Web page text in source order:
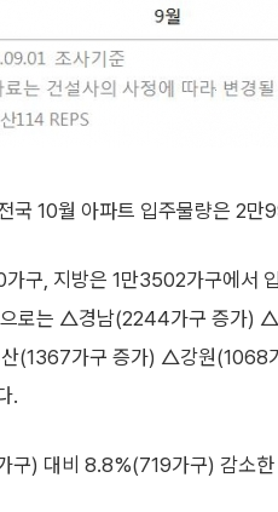
국 10월 아파트 입주물량은 2
구, 지방은 1만3502가구에서
으로는 △경남(2244가구 증가)
(1367가구 증가) △강원(1068
.
구) 대비 8.8%(719가구) 감소